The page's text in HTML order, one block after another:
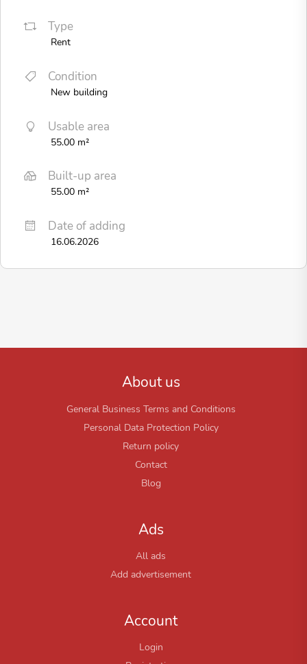
Type
Rent
Condition
New building
Usable area
55.00 m²
Built-up area
55.00 m²
Date of adding
16.06.2026
About us
General Business Terms and Conditions
Personal Data Protection Policy
Return policy
Contact
Blog
Ads
All ads
Add advertisement
Account
Login